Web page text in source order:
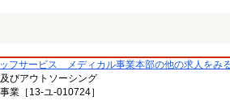
フサービス メディカル事業本部の他の求人をみ
びアウトソーシング
業［13-ユ-010724］